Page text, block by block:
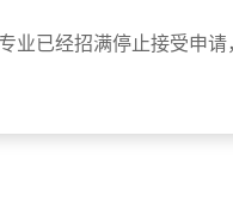
业已经招满停止接受申